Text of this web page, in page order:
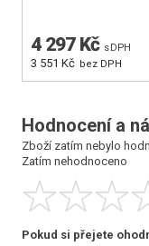
4 297 Kč s DPH
3 551 Kč bez DPH
Hodnocení a
Zboží zatím nebylo
Zatím nehodnoceno
Pokud si přejete